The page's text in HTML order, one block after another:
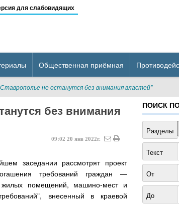
для слабовидящих
Общественная приёмная
не останутся без внимания властей"
без внимания
09:02 20 янв 2022г.
заседании рассмотрят проект
требований граждан —
жилых помещений, машино-мест и
внесенный в краевой
ПОИСК
Разделы
Текст
От
До